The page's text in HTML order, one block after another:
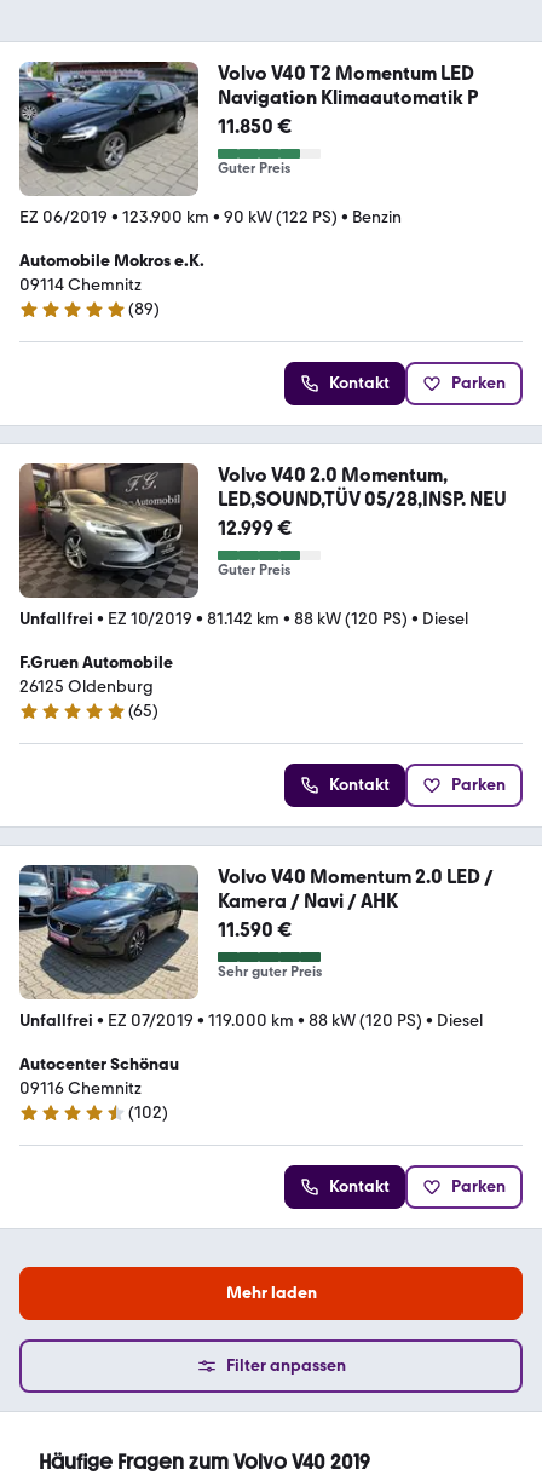
Volvo V40 T2 Momentum LED
Navigation Klimaautomatik P
11.850 €
Guter Preis
EZ 06/2019 • 123.900 km • 90 kW (122 PS) • Benzin
Automobile Mokros e.K.
09114 Chemnitz
5 Sterne
(89)
Kontakt Parken
Volvo V40 2.0 Momentum,
LED,SOUND,TÜV 05/28,INSP. NEU
12.999 €
Guter Preis
Unfallfrei • EZ 10/2019 • 81.142 km • 88 kW (120 PS) • Diesel
F.Gruen Automobile
26125 Oldenburg
4.9 Sterne
(65)
Kontakt Parken
Volvo V40 Momentum 2.0 LED /
Kamera / Navi / AHK
11.590 €
Sehr guter Preis
Unfallfrei • EZ 07/2019 • 119.000 km • 88 kW (120 PS) • Diesel
Autocenter Schönau
09116 Chemnitz
4.6 Sterne
(102)
Kontakt Parken
Mehr laden
Filter anpassen
Häufige Fragen zum Volvo V40 2019